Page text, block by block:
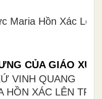
Maria Hồn Xác Lên
CỦA GIÁO XỨ
VINH QUANG
HỒN XÁC LÊN